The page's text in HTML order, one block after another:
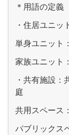
＊用語の定義
・住居ユニッ
単身ユニット
家族ユニット
・共有施設
庭
共用スペース
パブリックス